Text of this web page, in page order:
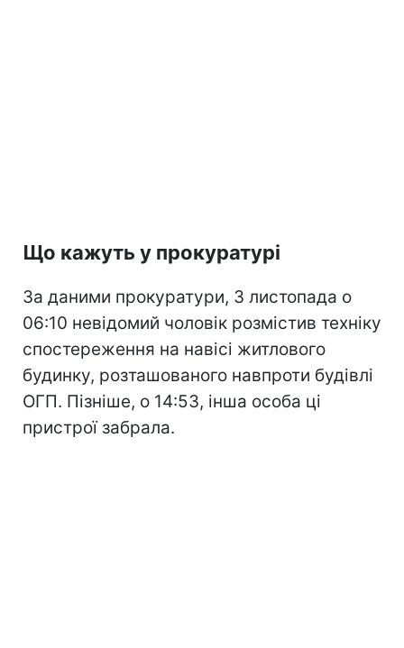
Що кажуть у прокуратурі
За даними прокуратури, 3 листопада о
06:10 невідомий чоловік розмістив техніку
спостереження на навісі житлового
будинку, розташованого навпроти будівлі
ОГП. Пізніше, о 14:53, інша особа ці
пристрої забрала.